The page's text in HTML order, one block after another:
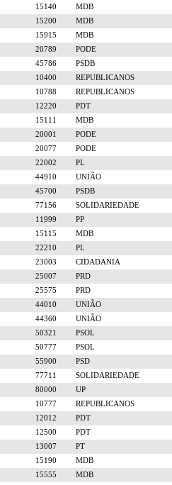
15140
MDB
15200
MDB
15915
MDB
20789
PODE
45786
PSDB
10400
REPUBLICANOS
10788
REPUBLICANOS
12220
PDT
15111
MDB
20001
PODE
20077
PODE
22002
PL
44910
UNIÃO
45700
PSDB
77156
SOLIDARIEDADE
11999
PP
15115
MDB
22210
PL
23003
CIDADANIA
25007
PRD
25575
PRD
44010
UNIÃO
44360
UNIÃO
50321
PSOL
50777
PSOL
55900
PSD
77711
SOLIDARIEDADE
80000
UP
10777
REPUBLICANOS
12012
PDT
12500
PDT
13007
PT
15190
MDB
15555 MDB